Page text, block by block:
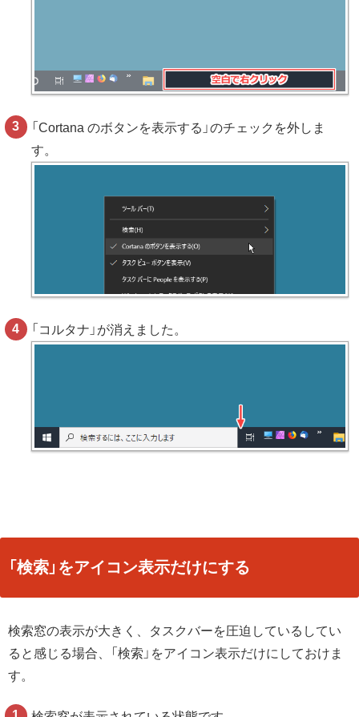
「Cortana のボタンを表示する」のチェックを外しま
す。
「コルタナ」が消えました。
「検索」をアイコン表示だけにする
検索窓の表示が大きく、タスクバーを圧迫しているしてい
ると感じる場合、「検索」をアイコン表示だけにしておけま
す。